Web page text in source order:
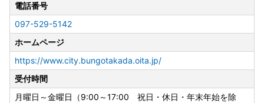
電話番号
097-529-5142
ホームページ
https://www.city.bungotakada.oita.jp/
受付時間
月曜日～金曜日（9:00～17:00 祝日・休日・年末年始を除